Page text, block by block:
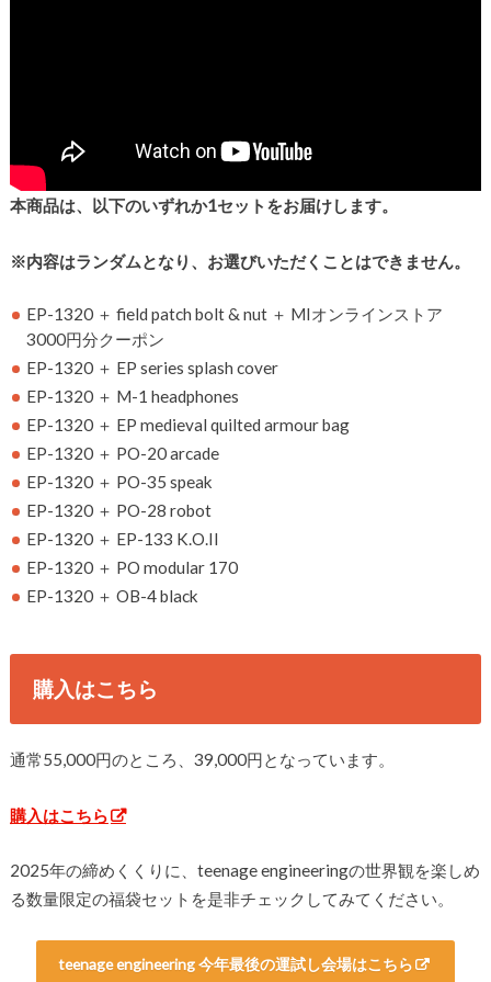
本商品は、以下のいずれか1セットをお届けします。
※内容はランダムとなり、お選びいただくことはできません。
EP-1320 ＋ field patch bolt & nut ＋ MIオンラインストア
3000円分クーポン
EP-1320 ＋ EP series splash cover
EP-1320 ＋ M-1 headphones
EP-1320 ＋ EP medieval quilted armour bag
EP-1320 ＋ PO-20 arcade
EP-1320 ＋ PO-35 speak
EP-1320 ＋ PO-28 robot
EP-1320 ＋ EP-133 K.O.II
EP-1320 ＋ PO modular 170
EP-1320 ＋ OB-4 black
購入はこちら
通常55,000円のところ、39,000円となっています。
購入はこちら
2025年の締めくくりに、teenage engineeringの世界観を楽しめ
る数量限定の福袋セットを是非チェックしてみてください。
teenage engineering 今年最後の運試し会場はこちら